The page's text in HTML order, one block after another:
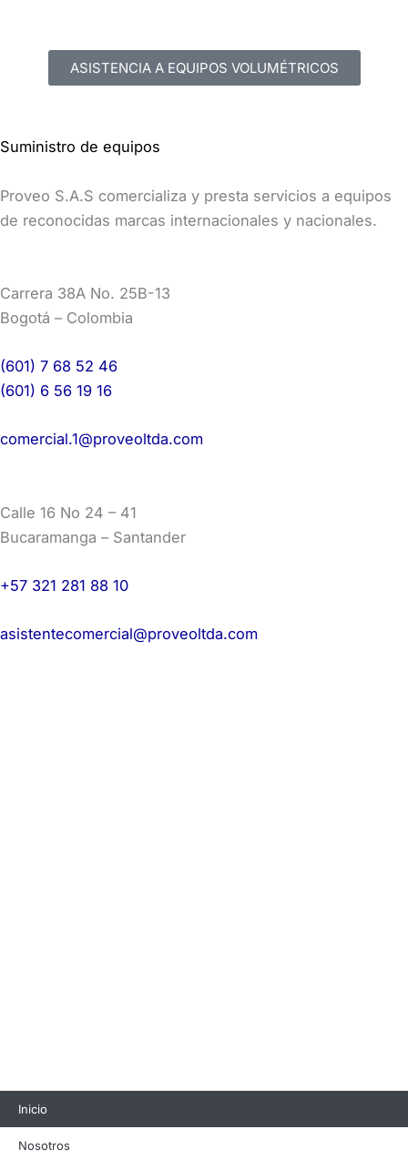
ASISTENCIA A EQUIPOS VOLUMÉTRICOS
Suministro de equipos
Proveo S.A.S comercializa y presta servicios a equipos
de reconocidas marcas internacionales y nacionales.
Carrera 38A No. 25B-13
Bogotá – Colombia
(601) 7 68 52 46
(601) 6 56 19 16
comercial.1@proveoltda.com
Calle 16 No 24 – 41
Bucaramanga – Santander
+57 321 281 88 10
asistentecomercial@proveoltda.com
Inicio
Nosotros